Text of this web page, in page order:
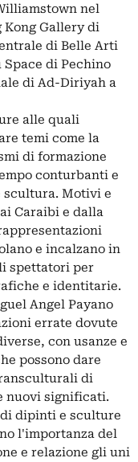
nel
Kong Gallery di
di Belle Arti
Space di Pechino
di Ad-Diriyah a
alle quali
temi come la
di formazione
conturbanti e
scultura. Motivi e
Caraibi e dalla
e incalzano in
spettatori per
e identitarie.
Angel Payano
errate dovute
con usanze e
possono dare
di
nuovi significati.
dipinti e sculture
l'importanza del
e relazione gli uni